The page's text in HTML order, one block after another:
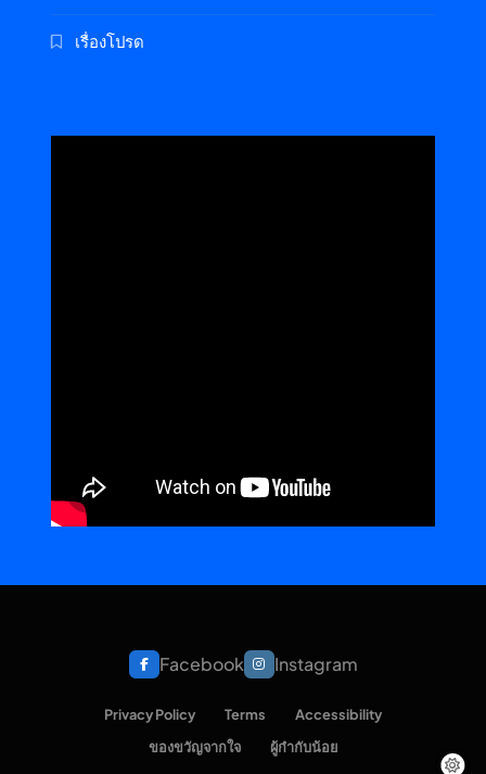
เรื่องโปรด
Facebook Instagram
Privacy Policy Terms
Accessibility
ของขวัญจากใจ
ผู้กำกับน้อย